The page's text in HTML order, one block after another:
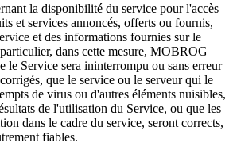
la disponibilité du service pour l'accès
et services annoncés, offerts ou fournis,
et des informations fournies sur le
dans cette mesure, MOBROG
le Service sera ininterrompu ou sans erreur
que le service ou le serveur qui le
de virus ou d'autres éléments nuisibles,
de l'utilisation du Service, ou que les
dans le cadre du service, seront corrects,
fiables.